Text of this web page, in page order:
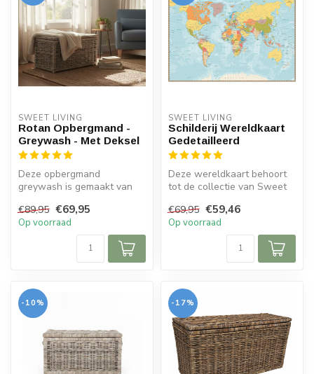
SWEET LIVING
Rotan Opbergmand -
Greywash - Met Deksel
Deze opbergmand
greywash is gemaakt van
deksel. De ro...
€89,95 €69,95
Op voorraad
SWEET LIVING
Schilderij Wereldkaart
Gedetailleerd
Deze wereldkaart behoort
tot de collectie van Sweet
can...
€69,95 €59,46
Op voorraad
-10% -17%